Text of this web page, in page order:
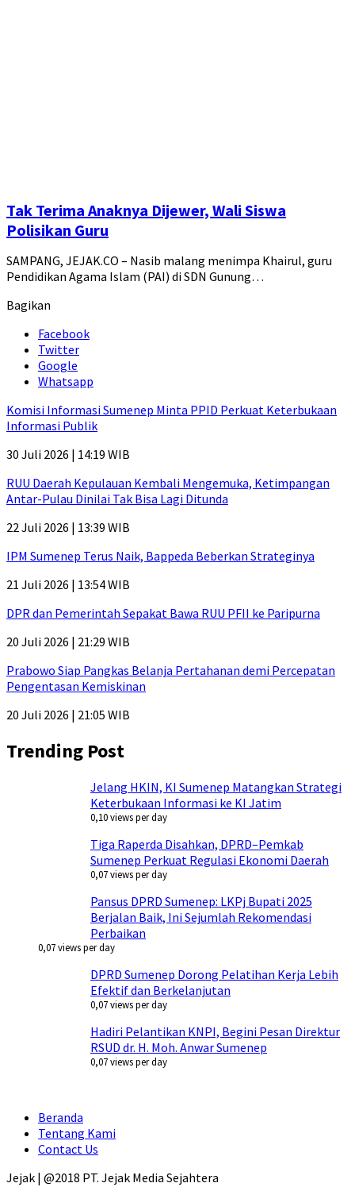
Tak Terima Anaknya Dijewer, Wali Siswa
Polisikan Guru
SAMPANG, JEJAK.CO – Nasib malang menimpa Khairul, guru
Pendidikan Agama Islam (PAI) di SDN Gunung…
Bagikan
Facebook
Twitter
Google
Whatsapp
Komisi Informasi Sumenep Minta PPID Perkuat Keterbukaan
Informasi Publik
30 Juli 2026 | 14:19 WIB
RUU Daerah Kepulauan Kembali Mengemuka, Ketimpangan
Antar-Pulau Dinilai Tak Bisa Lagi Ditunda
22 Juli 2026 | 13:39 WIB
IPM Sumenep Terus Naik, Bappeda Beberkan Strateginya
21 Juli 2026 | 13:54 WIB
DPR dan Pemerintah Sepakat Bawa RUU PFII ke Paripurna
20 Juli 2026 | 21:29 WIB
Prabowo Siap Pangkas Belanja Pertahanan demi Percepatan
Pengentasan Kemiskinan
20 Juli 2026 | 21:05 WIB
Trending Post
Jelang HKIN, KI Sumenep Matangkan Strategi
Keterbukaan Informasi ke KI Jatim
0,10 views per day
Tiga Raperda Disahkan, DPRD–Pemkab
Sumenep Perkuat Regulasi Ekonomi Daerah
0,07 views per day
Pansus DPRD Sumenep: LKPj Bupati 2025
Berjalan Baik, Ini Sejumlah Rekomendasi
Perbaikan
0,07 views per day
DPRD Sumenep Dorong Pelatihan Kerja Lebih
Efektif dan Berkelanjutan
0,07 views per day
Hadiri Pelantikan KNPI, Begini Pesan Direktur
RSUD dr. H. Moh. Anwar Sumenep
0,07 views per day
Beranda
Tentang Kami
Contact Us
Jejak | @2018 PT. Jejak Media Sejahtera